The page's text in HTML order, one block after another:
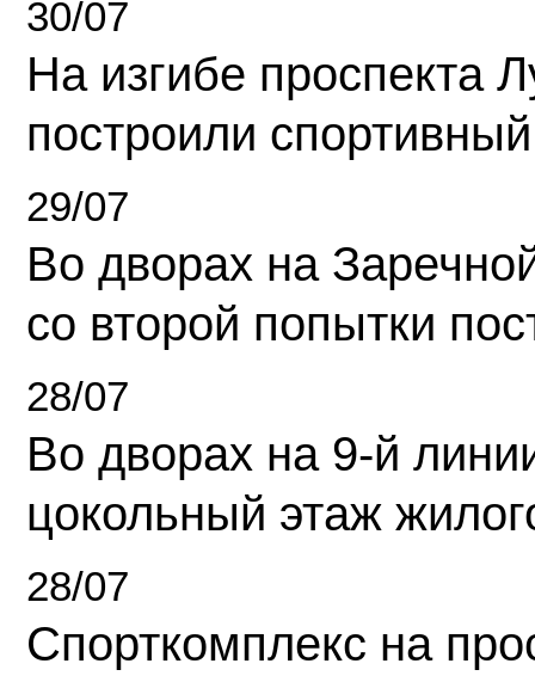
30/07
На изгибе проспекта
построили
29/07
Во дворах на
со второй попытки
28/07
Во дворах на 9-й
цокольный этаж
28/07
Спорткомплекс на